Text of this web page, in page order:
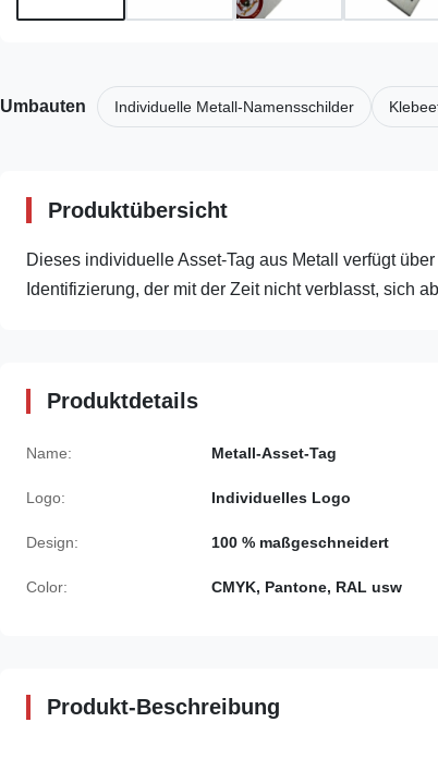
Umbauten Individuelle Metall-Namensschilder
Produktübersicht
Dieses individuelle Asset-Tag aus Metall verfügt
Identifizierung, der mit der Zeit nicht verblasst, sich
Produktdetails
Name: Metall-Asset-Tag
Logo: Individuelles Logo
Design: 100 % maßgeschneidert
Color: CMYK, Pantone, RAL usw
Produkt-Beschreibung